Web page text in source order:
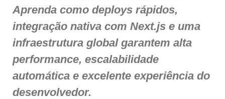
Aprenda como deploys rápidos,
integração nativa com Next.js e uma
infraestrutura global garantem alta
performance, escalabilidade
automática e excelente experiência do
desenvolvedor.